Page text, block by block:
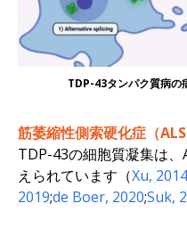
TDP-43タンパク質病の
筋萎縮性側索硬化症（ALS
TDP-43の細胞質凝集は
えられています（Xu, 2014
2019;de Boer, 2020;Suk,